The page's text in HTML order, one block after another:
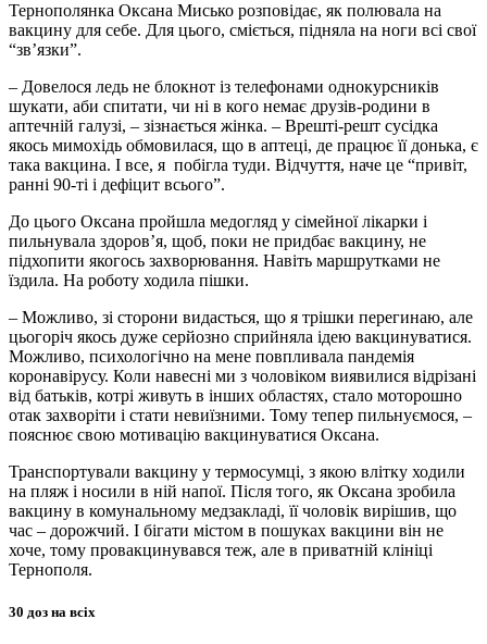
Тернополянка Оксана Мисько розповідає, як полювала на
вакцину для себе. Для цього, сміється, підняла на ноги всі свої
“зв’язки”.
– Довелося ледь не блокнот із телефонами однокурсників
шукати, аби спитати, чи ні в кого немає друзів-родини в
аптечній галузі, – зізнається жінка. – Врешті-решт сусідка
якось мимохідь обмовилася, що в аптеці, де працює її донька, є
така вакцина. І все, я побігла туди. Відчуття, наче це “привіт,
ранні 90-ті і дефіцит всього”.
До цього Оксана пройшла медогляд у сімейної лікарки і
пильнувала здоров’я, щоб, поки не придбає вакцину, не
підхопити якогось захворювання. Навіть маршрутками не
їздила. На роботу ходила пішки.
– Можливо, зі сторони видасться, що я трішки перегинаю, але
цьогоріч якось дуже серйозно сприйняла ідею вакцинуватися.
Можливо, психологічно на мене повпливала пандемія
коронавірусу. Коли навесні ми з чоловіком виявилися відрізані
від батьків, котрі живуть в інших областях, стало моторошно
отак захворіти і стати невиїзними. Тому тепер пильнуємося, –
пояснює свою мотивацію вакцинуватися Оксана.
Транспортували вакцину у термосумці, з якою влітку ходили
на пляж і носили в ній напої. Після того, як Оксана зробила
вакцину в комунальному медзакладі, її чоловік вирішив, що
час – дорожчий. І бігати містом в пошуках вакцини він не
хоче, тому провакцинувався теж, але в приватній клініці
Тернополя.
30 доз на всіх